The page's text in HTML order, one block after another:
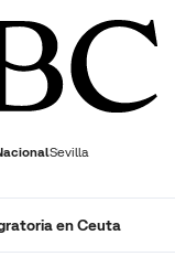
Sevilla
GENTEPLAY
en Ceuta